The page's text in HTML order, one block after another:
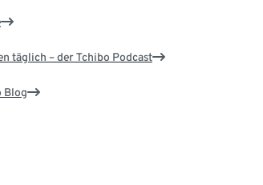
täglich – der Tchibo Podcast
Blog